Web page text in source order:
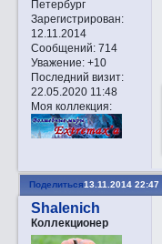
Петербург
Зарегистрирован:
12.11.2014
Сообщений:714
Уважение: +10
Последний визит:
22.05.2020 11:48
Моя коллекция:
Поделиться13.11.2014 22:47
Shalenich
Коллекционер